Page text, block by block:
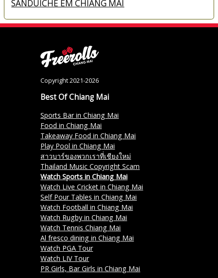
SANDUÍCHE EM CHIANG MAI
Copyright 2021-2026
Best Of Chiang Mai
Sports Bar in Chiang Mai
Food in Chiang Mai
Takeaway Food in Chiang Mai
Play Pool in Chiang Mai
สาวบาร์ของพวกเราที่เชียงใหม่
Thailand Music Copyright Scam
Watch Sports in Chiang Mai
Watch Live Cricket in Chiang Mai
Self Pour Tables in Chiang Mai
Watch Football in Chiang Mai
Watch Rugby in Chiang Mai
Watch Tennis Chiang Mai
Al fresco dining in Chiang Mai
Watch PGA Tour
Watch LIV Tour
PR Girls, Bar Girls in Chiang Mai